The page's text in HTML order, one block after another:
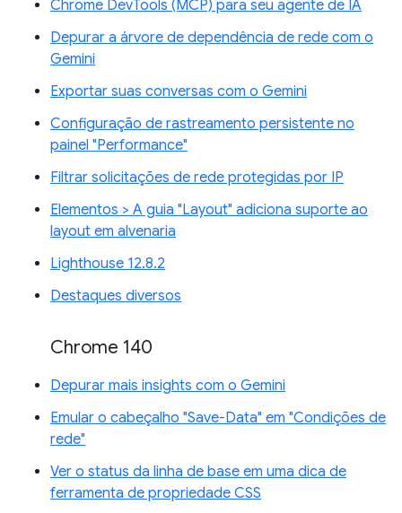
Chrome DevTools (MCP) para seu agente de IA
Depurar a árvore de dependência de rede com o
Gemini
Exportar suas conversas com o Gemini
Configuração de rastreamento persistente no
painel "Performance"
Filtrar solicitações de rede protegidas por IP
Elementos > A guia "Layout" adiciona suporte ao
layout em alvenaria
Lighthouse 12.8.2
Destaques diversos
Chrome 140
Depurar mais insights com o Gemini
Emular o cabeçalho "Save-Data" em "Condições de
rede"
Ver o status da linha de base em uma dica de
ferramenta de propriedade CSS